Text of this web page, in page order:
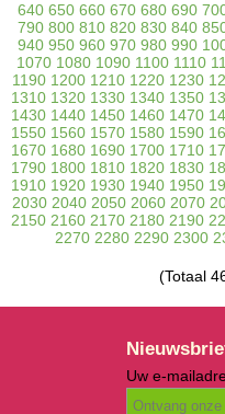
640 650 660 670 680 690
790 800 810 820 830 840
940 950 960 970 980 990
1070 1080 1090 1100 1110
1190 1200 1210 1220 1230
1310 1320 1330 1340 1350
1430 1440 1450 1460 1470
1550 1560 1570 1580 1590
1670 1680 1690 1700 1710
1790 1800 1810 1820 1830
1910 1920 1930 1940 1950
2030 2040 2050 2060 2070
2150 2160 2170 2180 2190
2270 2280 2290 2300
(Totaal
Uw e-